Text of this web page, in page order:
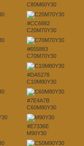
C80M60Y30
#CC6882
C20M70Y30
#655883
C70M70Y30
#DA5278
C10M80Y30
#7E4A7B
C60M80Y30
#E7336E
M90Y30